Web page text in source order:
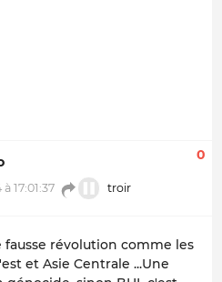
17:01:37 troir
0
fausse révolution comme les
et Asie Centrale ...Une